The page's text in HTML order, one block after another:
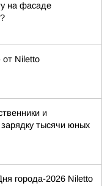
на фасаде
Niletto
и
тысячи юных
города-2026 Niletto